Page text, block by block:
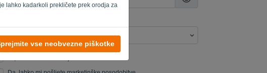
lahko kadarkoli prekličete prek orodja za
vse neobvezne piškotke